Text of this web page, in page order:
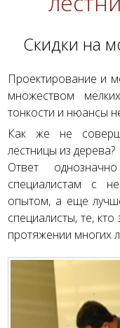
Скидки на
Проектирование и
множеством
тонкости и нюансы
Как же не
лестницы из дерева?
Ответ
специалистам с
опытом, а еще
специалисты, те,
протяжении многих